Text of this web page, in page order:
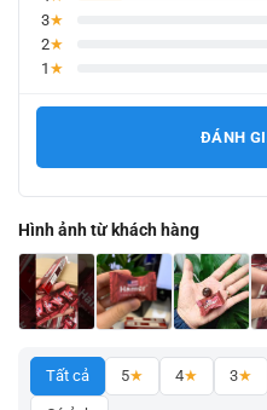
3★
2★
1 ★
ĐÁNH
Hình ảnh từ khách hàng
Tất cả 5★ 4★ 3★